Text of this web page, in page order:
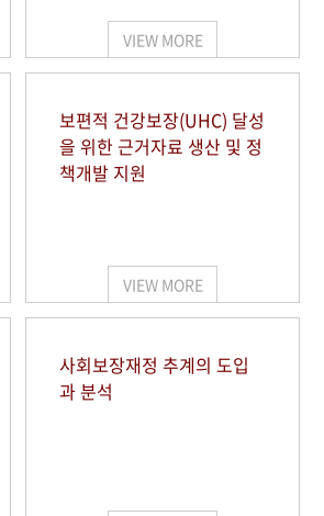
VIEW MORE
보편적 건강보장(UHC) 달성
을 위한 근거자료 생산 및 정
책개발 지원
VIEW MORE
사회보장재정 추계의 도입
과 분석